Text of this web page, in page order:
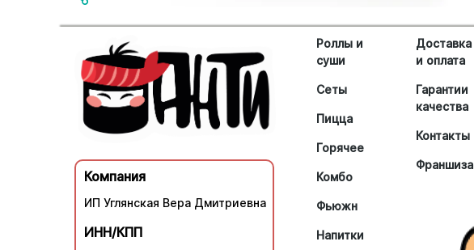
Компания
ИП Углянская Вера Дмитриевна
ИНН/КПП
Роллы и
суши
Сеты
Пицца
Горячее
Комбо
Фьюжн
Напитки
Доставка
и оплата
Гарантии
качества
Контакты
Франшиза